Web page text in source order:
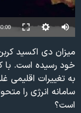
حقوق شهروندی
علم و فناوری
اسرائیل در جنگ
گالری عکس
انتخابات ریاست جمهوری
رمز مهسا
ورزش زنان در ایران
اعتراضات زن، زندگی،
دنبال کنید
زبانهای مختلف
میزان دی اکسید
خود رسیده است.
به تغییرات اقلیمی
سامانه انرژی را
است؟